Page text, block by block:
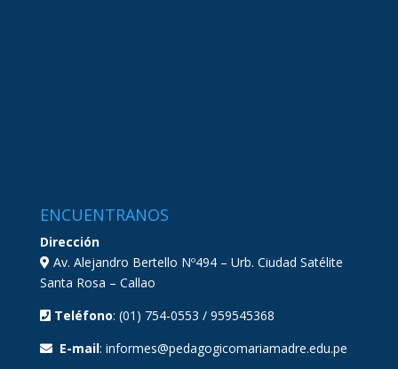
ENCUENTRANOS
Dirección
Av. Alejandro Bertello Nº494 – Urb. Ciudad Satélite
Santa Rosa – Callao
Teléfono: (01) 754-0553 / 959545368
E-mail: informes@pedagogicomariamadre.edu.pe